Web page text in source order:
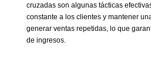
cruzadas son algunas tácticas
constante a los clientes y mantener
generar ventas repetidas, lo que
de ingresos.